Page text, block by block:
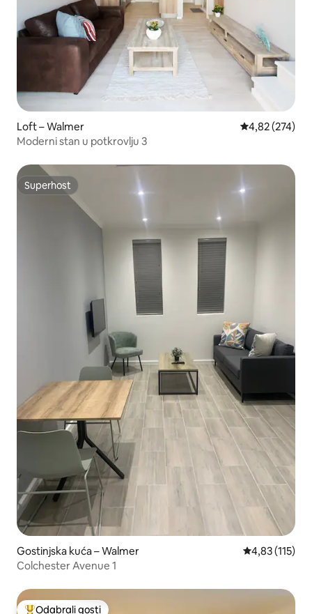
Loft – Walmer Prosječna
4,82 (274)
Moderni stan u potkrovlju 3
Superhost
Superhost
Gostinjska kuća – Walmer Prosječna
4,83 (115)
Colchester Avenue 1
Odabrali gosti